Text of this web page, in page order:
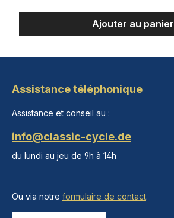
Ajouter au panier
Assistance téléphonique
Assistance et conseil au :
info@classic-cycle.de
du lundi au jeu de 9h à 14h
Ou via notre formulaire de contact.